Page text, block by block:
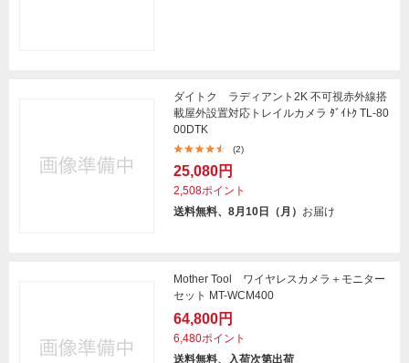
ダイトク ラディアント2K 不可視赤外線搭
載屋外設置対応トレイルカメラ ﾀﾞｲﾄｸ TL-80
00DTK
(2)
25,080円
2,508ポイント
送料無料、8月10日（月） お届け
Mother Tool ワイヤレスカメラ＋モニター
セット MT-WCM400
64,800円
6,480ポイント
送料無料、入荷次第出荷